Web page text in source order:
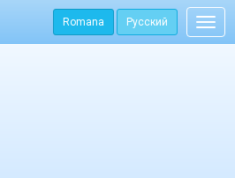
Romana Русский